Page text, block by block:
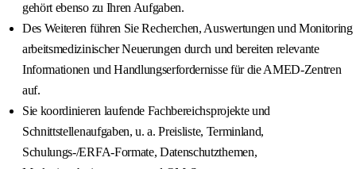
gehört ebenso zu Ihren Aufgaben.
Des Weiteren führen Sie Recherchen, Auswertungen und Monitoring
arbeitsmedizinischer Neuerungen durch und bereiten relevante
Informationen und Handlungserfordernisse für die AMED-Zentren
auf.
Sie koordinieren laufende Fachbereichsprojekte und
Schnittstellenaufgaben, u. a. Preisliste, Terminland,
Schulungs-/ERFA-Formate, Datenschutzthemen,